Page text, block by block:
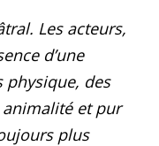
Les acteurs,
d’une
physique, des
et pur
plus